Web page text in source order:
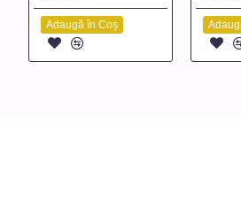
Adaugă în Coș